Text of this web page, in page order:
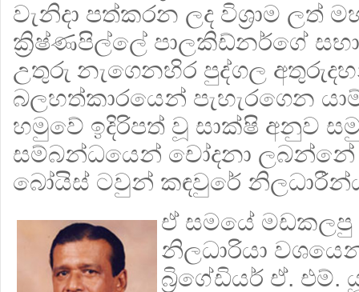
වැනිදා පත්කරන ලද විශ්‍රාම ලත්
ක්‍රිෂ්ණපිල්ලේ පාලකිඩ්නර්ගේ
උතුරු නැගෙනහිර පුද්ගල
බලහත්කාරයෙන් පැහැරගෙන
හමුවේ ඉදිරිපත් වූ සාක්ෂි අනුව
සම්බන්ධයෙන් චෝදනා
බෝයිස් ටවුන් කඳවුරේ
ඒ සමයේ මඩකලපු
නිලධාරියා
බ්‍රිගේඩියර් ඒ.